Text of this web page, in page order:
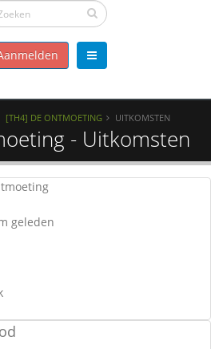
[TH4] DE ONTMOETING UITKOMSTEN
- Uitkomsten
geleden